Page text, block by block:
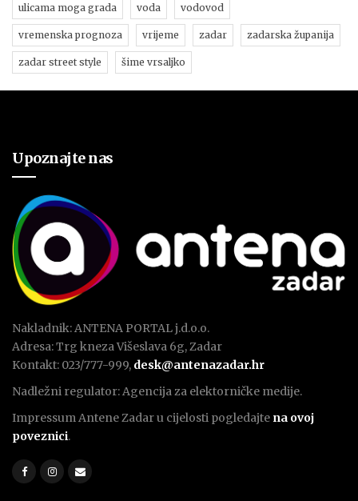
ulicama moga grada voda vodovod
vremenska prognoza vrijeme zadar zadarska županija
zadar street style šime vrsaljko
Upoznajte nas
Nakladnik: ANTENA PORTAL j.d.o.o.
Adresa: Trg kneza Višeslava 6g, Zadar
Kontakt: 023/777-999, desk@antenazadar.hr
Nadležni regulator: Agencija za elektorničke medije.
Impressum Antene Zadar u cijelosti pogledajte na ovoj
poveznici.